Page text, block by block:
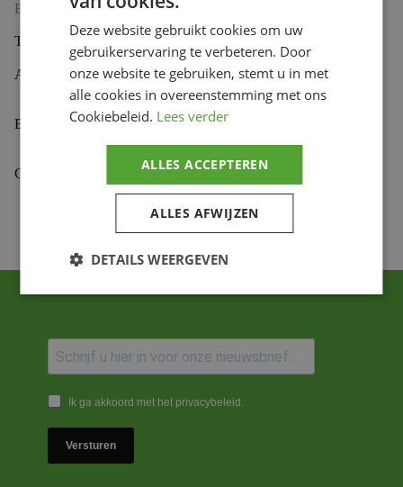
Beschrijving
TOP PERFORMANCES Cilinderkop
Aanvullende informatie
Beoordelingen (0)
Gekoppelde Motoren
Ik ga akkoord met het privacybeleid.
Versturen
Deze website gebruikt cookies om uw
gebruikerservaring te verbeteren. Door
onze website te gebruiken, stemt u in met
alle cookies in overeenstemming met ons
Cookiebeleid. Lees verder
ALLES ACCEPTEREN
ALLES AFWIJZEN
DETAILS WEERGEVEN